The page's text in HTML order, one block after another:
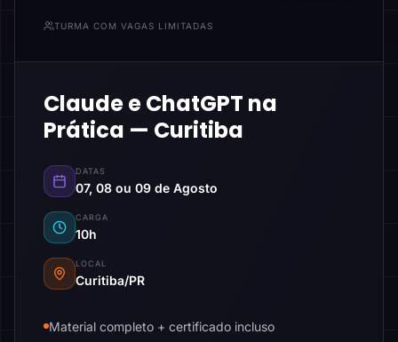
TURMA COM VAGAS LIMITADAS
Claude e ChatGPT na
Prática — Curitiba
DATAS
07, 08 ou 09 de Agosto
CARGA
10h
LOCAL
Curitiba/PR
Material completo + certificado incluso